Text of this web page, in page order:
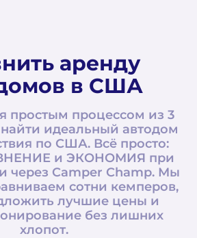
аренду
в США
простым процессом из 3
идеальный автодом
по США. Всё просто:
и ЭКОНОМИЯ при
через Camper Champ. Мы
сотни кемперов,
лучшие цены и
без лишних
хлопот.